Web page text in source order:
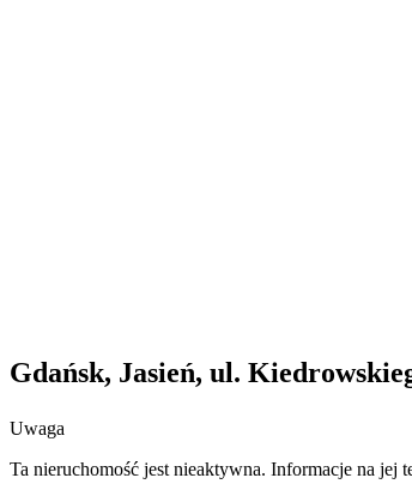
Gdańsk, Jasień, ul.
Uwaga
Ta nieruchomość jest nieaktywna. Informacje na jej